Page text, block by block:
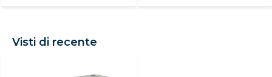
Visti di recente